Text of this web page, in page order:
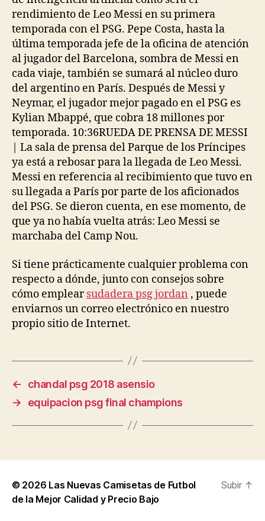
rendimiento de Leo Messi en su primera
temporada con el PSG. Pepe Costa, hasta la
última temporada jefe de la oficina de atención
al jugador del Barcelona, sombra de Messi en
cada viaje, también se sumará al núcleo duro
del argentino en París. Después de Messi y
Neymar, el jugador mejor pagado en el PSG es
Kylian Mbappé, que cobra 18 millones por
temporada. 10:36RUEDA DE PRENSA DE MESSI
| La sala de prensa del Parque de los Príncipes
ya está a rebosar para la llegada de Leo Messi.
Messi en referencia al recibimiento que tuvo en
su llegada a París por parte de los aficionados
del PSG. Se dieron cuenta, en ese momento, de
que ya no había vuelta atrás: Leo Messi se
marchaba del Camp Nou.
Si tiene prácticamente cualquier problema con
respecto a dónde, junto con consejos sobre
cómo emplearsudadera psg jordan , puede
enviarnos un correo electrónico en nuestro
propio sitio de Internet.
←
chandal psg 2018 asensio
→
equipacion psg final champions
© 2026 Las Nuevas Camisetas de Futbol
de la Mejor Calidad y Precio Bajo
Subir ↑